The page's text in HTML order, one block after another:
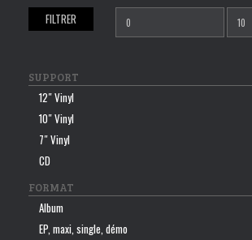
Prix
min
Prix
max
FILTRER
SUPPORT
12″ Vinyl
10″ Vinyl
7″ Vinyl
CD
FORMAT
Album
EP, maxi, single, démo